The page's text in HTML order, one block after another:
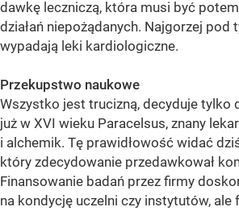
dawkę leczniczą, która musi być
działań niepożądanych. Najgorzej pod
wypadają leki kardiologiczne.
Przekupstwo naukowe
Wszystko jest trucizną, decyduje tylko
już w XVI wieku Paracelsus, znany
i alchemik. Tę prawidłowość widać
który zdecydowanie przedawkował
Finansowanie badań przez firmy
na kondycję uczelni czy instytutów, ale